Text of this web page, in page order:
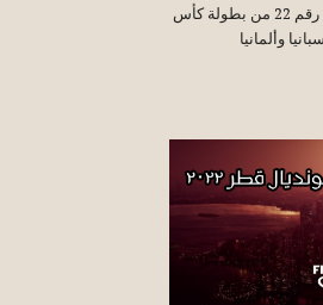
نحو دولة قطر، حيث فاعليات النسخة رقم 22 من بطولة كأس